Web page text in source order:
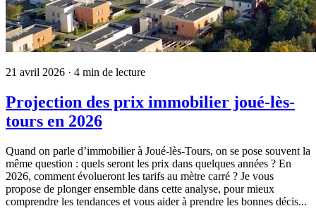
21 avril 2026 · 4 min de lecture
Projection des prix immobilier joué-lès-
tours en 2026
Quand on parle d’immobilier à Joué-lès-Tours, on se pose souvent la
même question : quels seront les prix dans quelques années ? En
2026, comment évolueront les tarifs au mètre carré ? Je vous
propose de plonger ensemble dans cette analyse, pour mieux
comprendre les tendances et vous aider à prendre les bonnes décis...